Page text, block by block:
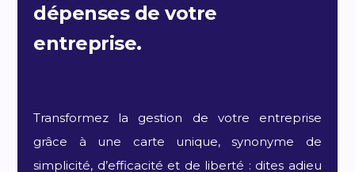
dépenses de votre
entreprise.
Transformez la gestion de votre entreprise
grâce à une carte unique, synonyme de
simplicité, d’efficacité et de liberté : dites adieu